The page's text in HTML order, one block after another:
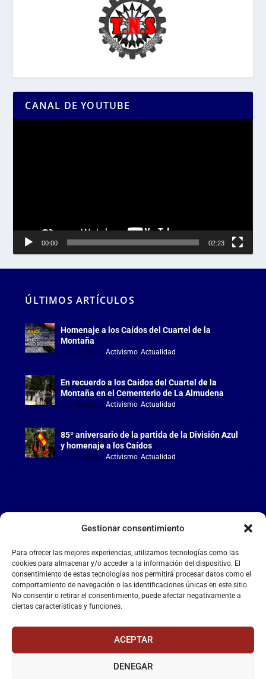
Gestionar consentimiento
Para ofrecer las mejores experiencias, utilizamos tecnologías como las
cookies para almacenar y/o acceder a la información del dispositivo. El
consentimiento de estas tecnologías nos permitirá procesar datos como el
comportamiento de navegación o las identificaciones únicas en este sitio.
No consentir o retirar el consentimiento, puede afectar negativamente a
ciertas características y funciones.
ACEPTAR
DENEGAR
CANAL DE YOUTUBE
00:00 02:23
ÚLTIMOS ARTÍCULOS
Homenaje a los Caídos del Cuartel de la
Montaña
Jul 18, 2026 |Activismo,Actualidad
En recuerdo a los Caídos del Cuartel de la
Montaña en el Cementerio de La Almudena
Jul 18, 2026 |Activismo,Actualidad
85º aniversario de la partida de la División Azul
y homenaje a los Caídos
Jul 15, 2026 |Activismo,Actualidad
LA FALANGE
Reproductor
de
vídeo